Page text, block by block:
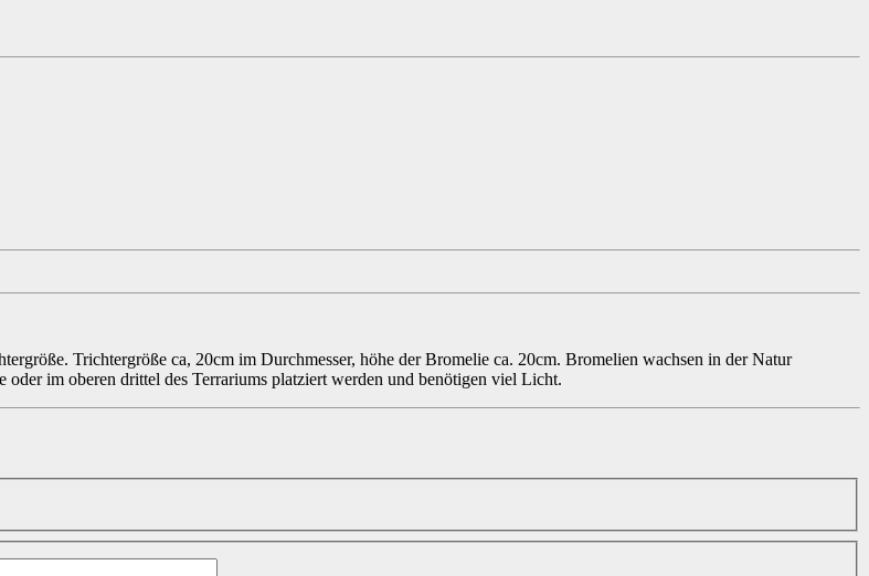
Trichtergröße ca, 20cm im Durchmesser, höhe der Bromelie ca. 20cm. Bromelien wachsen in der Natur
im oberen drittel des Terrariums platziert werden und benötigen viel Licht.